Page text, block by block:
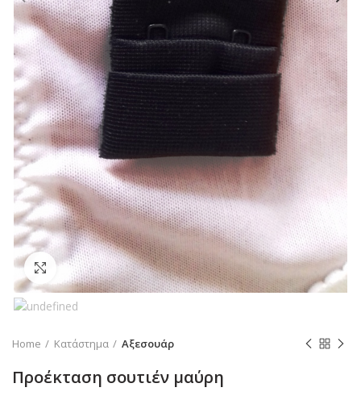
Click to enlarge
Home Κατάστημα Αξεσουάρ
Προέκταση σουτιέν μαύρη